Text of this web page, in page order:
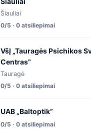
Šiauliai
0/5 · 0 atsiliepimai
VšĮ „Tauragės Psichikos
Centras”
Tauragė
0/5 · 0 atsiliepimai
UAB „Baltoptik”
0/5 · 0 atsiliepimai